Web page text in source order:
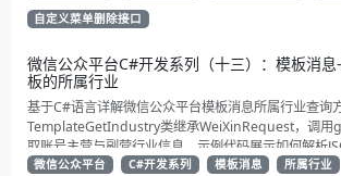
自定义菜单删除接口
微信公众平台C#开发系列（十三）：模板消
板的所属行业
基于C#语言详解微信公众平台模板消息所属行业查询
TemplateGetIndustry类继承WeiXinRequest，调用
取账号主营与副营行业信息。示例代码展示如何解析
与second_class数据，为开发者提供合规通知场景开发
微信公众平台 C#开发系列 模板消息 所属行业